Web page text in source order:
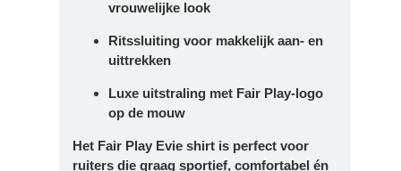
vrouwelijke look
Ritssluiting voor makkelijk aan- en
uittrekken
Luxe uitstraling met Fair Play-logo
op de mouw
Het Fair Play Evie shirt is perfect voor
ruiters die graag sportief, comfortabel én